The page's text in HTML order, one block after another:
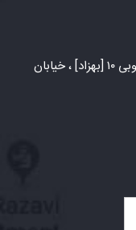
شهر مشهد، بلوار سجاد ، خیابان خیام جنوبی ۱۰ [بهزاد] ، خیابان